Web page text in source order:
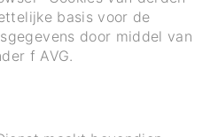
basis voor de
door middel van
f AVG.